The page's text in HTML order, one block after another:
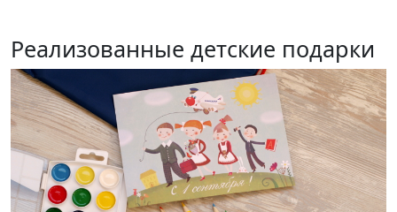
Реализованные детские подарки